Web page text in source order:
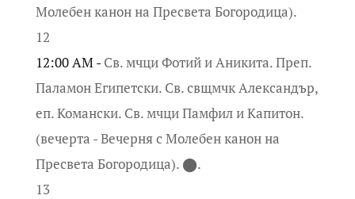
Молебен канон на Пресвета Богородица).
12
12:00 AM - Св. мчци Фотий и Аникита. Преп.
Паламон Египетски. Св. свщмчк Александър,
еп. Комански. Св. мчци Памфил и Капитон.
(вечерта - Вечерня с Молебен канон на
Пресвета Богородица). ⬤.
13